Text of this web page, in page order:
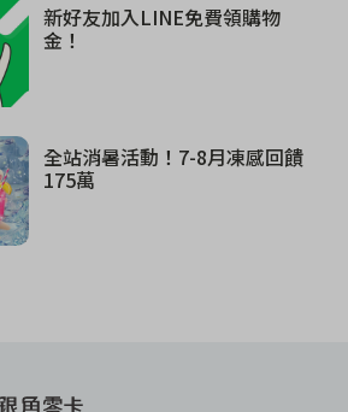
新好友加入LINE免費領購物
金！
全站消暑活動！7-8月凍感回饋
175萬